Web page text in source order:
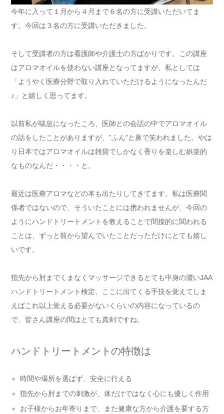
今年に入って１月から４月まで６名の方に受講いただいてま
す。今回は３名の方に受講いただきました。
そして受講者の方は看護師や介護士の方ばかりです。この講座
はアロマオイルを使わない講座となってますが、私としては
「ようやく医療分野で取り入れていただけるようになったんだ
♪」と嬉しく思ってます。
以前私が喘息になったころ、医師との会話の中でアロマオイル
の話をしたことがありますが、”ふん”と鼻で笑われました。やは
り日本ではアロマオイルは雑貨でしかなく香りを楽しむ娯楽的
なものなんだ・・・・と。
最近は医療アロマなどの本も出たりしてきてます。私は医療関
係者ではないので、そういたことには携われませんが、今回の
ようにハンドトリートメントを教えることで間接的に関われる
ことは、ずっと前から望んでいたことだっただけにとても嬉し
いです。
指先から肘までくまなくマッサージできるとても中身の濃いJAA
ハンドトリートメント検定、ここに出てくる手技を覚えてしま
えばこれ以上覚える必要がないくらいの内容になっているの
で、皆さん講座の間はとても真剣ですね。
ハンドトリートメントの特徴は
時間や場所を選ばず、安全に行える
指先から肘までの刺激が、体だけではなく心にも優しく作用
お子様からお年寄りまで、また健康な方から介護を要する方